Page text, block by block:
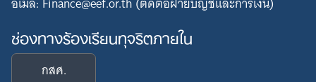
ช่องทางร้องเรียนทุจริตภายใน
กสศ.